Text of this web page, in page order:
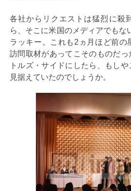
各社からリクエストは猛烈に殺
ら、そこに米国のメディアでもな
ラッキー。これも2ヵ月ほど前の
訪問取材があってこそのものだ
トルズ・サイドにしたら、もし
見据えていたのでしょうか。